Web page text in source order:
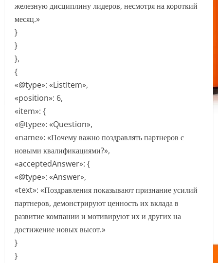
железную дисциплину лидеров, несмотря на короткий
месяц.»
}
}
},
{
«@type»: «ListItem»,
«position»: 6,
«item»: {
«@type»: «Question»,
«name»: «Почему важно поздравлять партнеров с
новыми квалификациями?»,
«acceptedAnswer»: {
«@type»: «Answer»,
«text»: «Поздравления показывают признание усилий
партнеров, демонстрируют ценность их вклада в
развитие компании и мотивируют их и других на
достижение новых высот.»
}
}